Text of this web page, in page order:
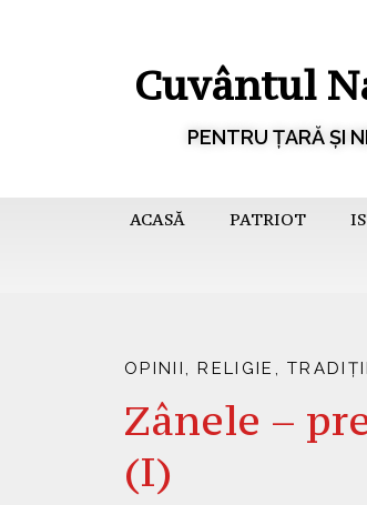
Cuvântul
PENTRU ȚARĂ ȘI
ACASĂ PATRIOT
OPINII ,RELIGIE ,TRADIȚII
Zânele –
(I)